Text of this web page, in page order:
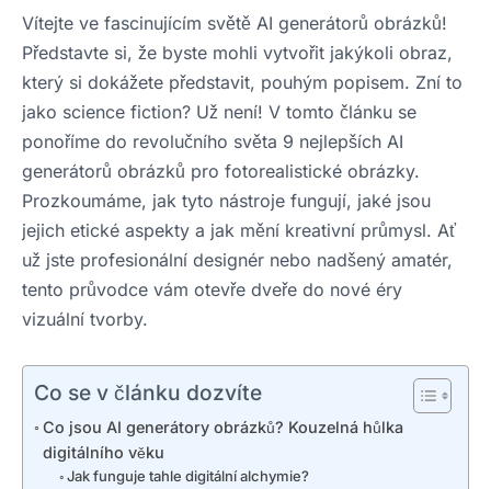
Vítejte ve fascinujícím světě AI generátorů obrázků!
Představte si, že byste mohli vytvořit jakýkoli obraz,
který si dokážete představit, pouhým popisem. Zní to
jako science fiction? Už není! V tomto článku se
ponoříme do revolučního světa 9 nejlepších AI
generátorů obrázků pro fotorealistické obrázky.
Prozkoumáme, jak tyto nástroje fungují, jaké jsou
jejich etické aspekty a jak mění kreativní průmysl. Ať
už jste profesionální designér nebo nadšený amatér,
tento průvodce vám otevře dveře do nové éry
vizuální tvorby.
Co se v článku dozvíte
Co jsou AI generátory obrázků? Kouzelná hůlka
digitálního věku
Jak funguje tahle digitální alchymie?